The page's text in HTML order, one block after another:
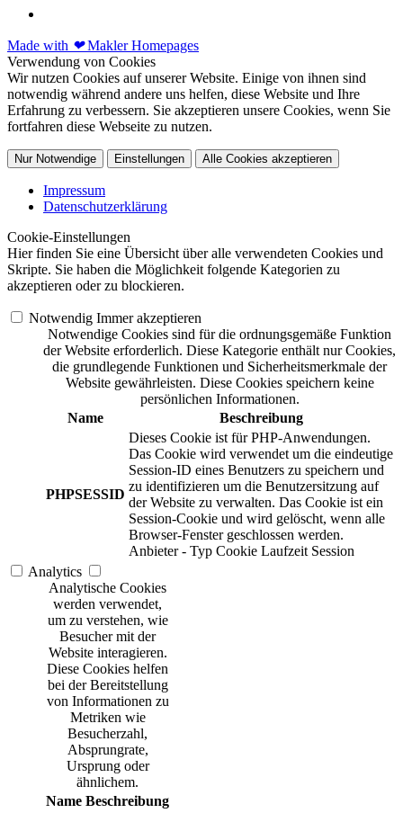
Made with ❤Makler Homepages
Verwendung von Cookies
Wir nutzen Cookies auf unserer Website. Einige von ihnen sind
notwendig während andere uns helfen, diese Website und Ihre
Erfahrung zu verbessern. Sie akzeptieren unsere Cookies, wenn Sie
fortfahren diese Webseite zu nutzen.
Nur Notwendige Einstellungen Alle Cookies akzeptieren
Impressum
Datenschutzerklärung
Cookie-Einstellungen
Hier finden Sie eine Übersicht über alle verwendeten Cookies und
Skripte. Sie haben die Möglichkeit folgende Kategorien zu
akzeptieren oder zu blockieren.
Notwendig Immer akzeptieren
Notwendige Cookies sind für die ordnungsgemäße Funktion
der Website erforderlich. Diese Kategorie enthält nur Cookies,
die grundlegende Funktionen und Sicherheitsmerkmale der
Website gewährleisten. Diese Cookies speichern keine
persönlichen Informationen.
Name
Beschreibung
PHPSESSID
Dieses Cookie ist für PHP-Anwendungen.
Das Cookie wird verwendet um die eindeutige
Session-ID eines Benutzers zu speichern und
zu identifizieren um die Benutzersitzung auf
der Website zu verwalten. Das Cookie ist ein
Session-Cookie und wird gelöscht, wenn alle
Browser-Fenster geschlossen werden.
Anbieter - Typ Cookie Laufzeit Session
Analytics
Analytische Cookies
werden verwendet,
um zu verstehen, wie
Besucher mit der
Website interagieren.
Diese Cookies helfen
bei der Bereitstellung
von Informationen zu
Metriken wie
Besucherzahl,
Absprungrate,
Ursprung oder
ähnlichem.
Name Beschreibung